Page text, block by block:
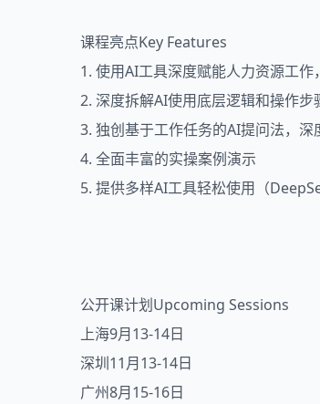
课程亮点Key Features
1. 使用AI工具深度赋能人力资源工作
2. 深度拆解AI使用底层逻辑和操作步
3. 独创基于工作任务的AI提问法，深
4. 全面丰富的实操案例演示
5. 提供多样AI工具轻松使用（
公开课计划Upcoming Sessions
上海9月13-14日
深圳11月13-14日
广州8月15-16日